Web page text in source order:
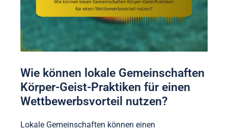
Wie können lokale Gemeinschaften
Körper-Geist-Praktiken für einen
Wettbewerbsvorteil nutzen?
Lokale Gemeinschaften können einen